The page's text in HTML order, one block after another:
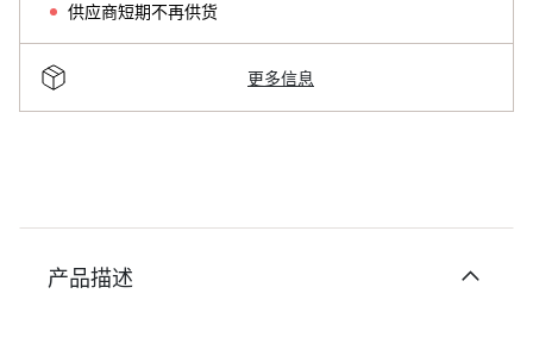
供应商短期不再供货
更多信息
产品描述